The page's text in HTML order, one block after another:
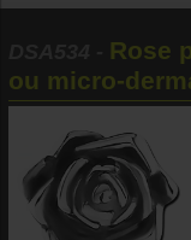
Rose
ou micro-